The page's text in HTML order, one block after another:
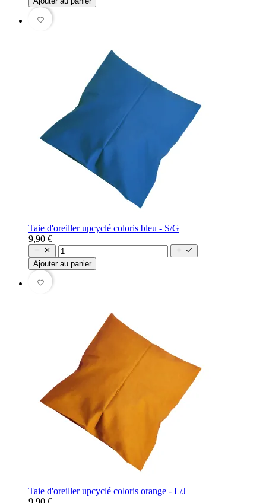
favorite_border
Taie d'oreiller upcyclé coloris bleu - S/G
9,90 €
   
Ajouter au panier
favorite_border
Taie d'oreiller upcyclé coloris orange - L/J